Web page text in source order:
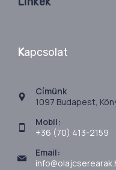
Kapcsolat
Címünk
1097 Budapest,
Mobil:
+36 (70) 413-2159
Email: